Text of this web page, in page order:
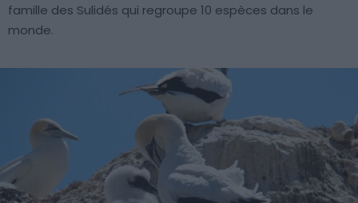
famille des Sulidés qui regroupe 10 espèces dans le
monde.